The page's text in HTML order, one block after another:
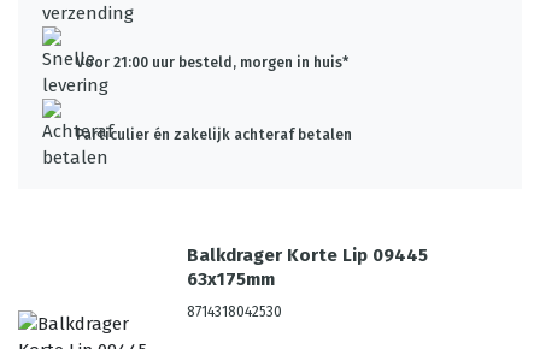
Voor 21:00 uur besteld, morgen in huis*
Particulier én zakelijk achteraf betalen
Balkdrager Korte Lip 09445
63x175mm
8714318042530